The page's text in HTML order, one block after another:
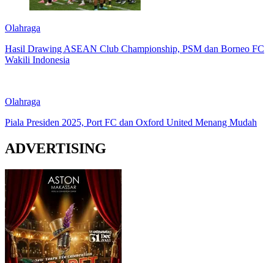
Olahraga
Hasil Drawing ASEAN Club Championship, PSM dan Borneo FC
Wakili Indonesia
Olahraga
Piala Presiden 2025, Port FC dan Oxford United Menang Mudah
ADVERTISING